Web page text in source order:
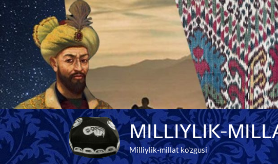
Skip
to
content
MILLIYLIK-
Milliylik-millat ko'zgusi